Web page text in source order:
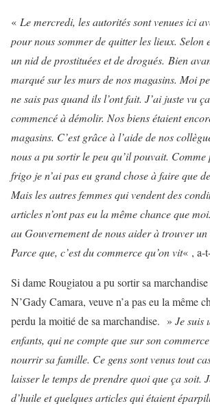
« Le mercredi, les autorités sont venues ici
pour nous sommer de quitter les lieux. Selon
un nid de prostituées et de drogués. Bien
marqué sur les murs de nos magasins. Moi
ne sais pas quand ils l’ont fait. J’ai juste vu
commencé à démolir. Nos biens étaient
magasins. C’est grâce à l’aide de nos
nous a pu sortir le peu qu’il pouvait.
frigo je n’ai pas eu grand chose à faire que
Mais les autres femmes qui vendent des
articles n’ont pas eu la même chance que
au Gouvernement de nous aider à trouver
Parce que, c’est du commerce qu’on vit« , a-
Si dame Rougiatou a pu sortir sa
N’Gady Camara, veuve n’a pas eu la même
perdu la moitié de sa marchandise. » Je suis
enfants, qui ne compte que sur son
nourrir sa famille. Ce gens sont venus tout
laisser le temps de prendre quoi que ça soit.
d’huile et quelques articles qui étaient